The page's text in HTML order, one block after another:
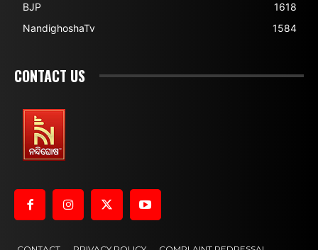
BJP
1618
NandighoshaTv
1584
CONTACT US